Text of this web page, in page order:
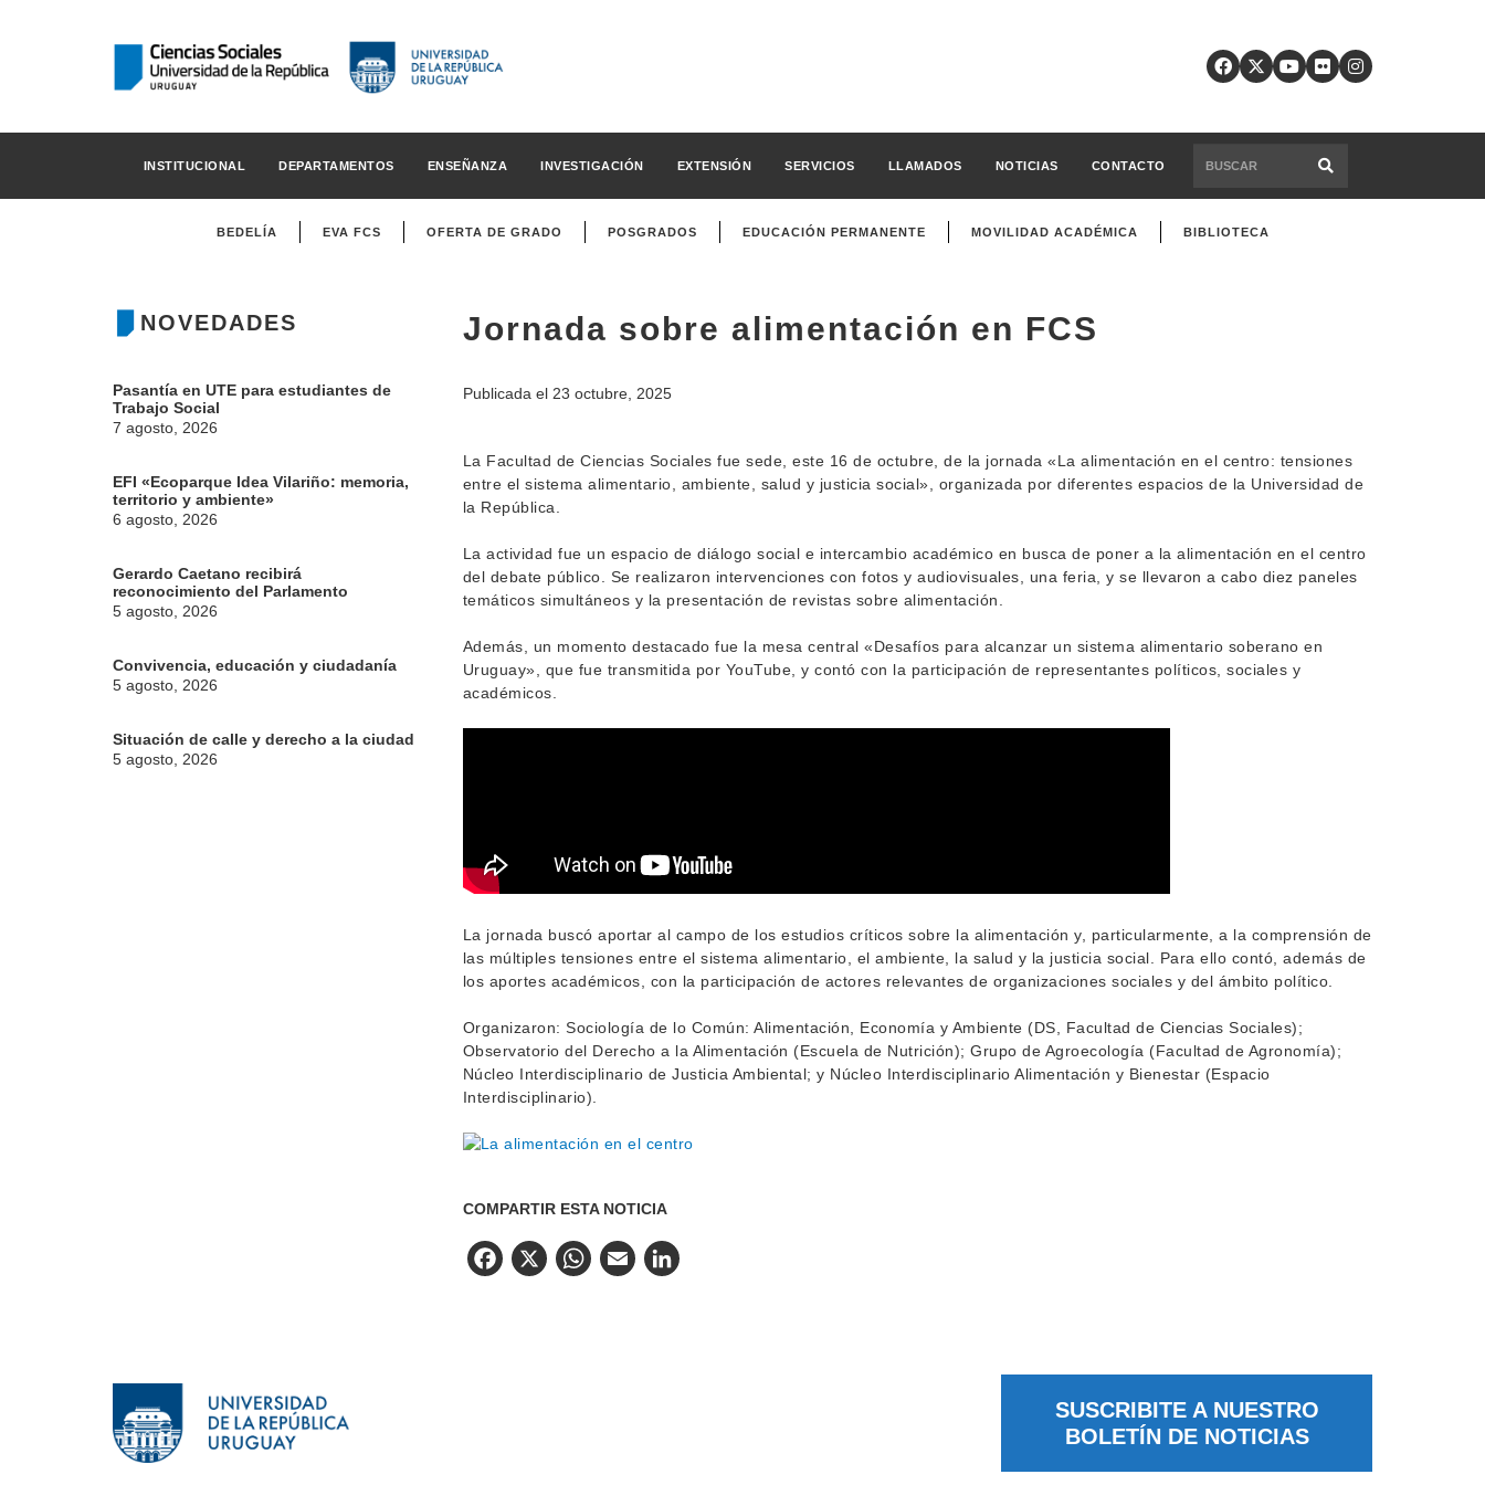
INSTITUCIONAL DEPARTAMENTOS ENSEÑANZA INVESTIGACIÓN EXTENSIÓN SERVICIOS LLAMADOS NOTICIAS CONTACTO
BEDELÍA EVA FCS OFERTA DE GRADO POSGRADOS EDUCACIÓN PERMANENTE MOVILIDAD ACADÉMICA BIBLIOTECA
NOVEDADES
Pasantía en UTE para estudiantes de
Trabajo Social
7 agosto, 2026
EFI «Ecoparque Idea Vilariño: memoria,
territorio y ambiente»
6 agosto, 2026
Gerardo Caetano recibirá
reconocimiento del Parlamento
5 agosto, 2026
Convivencia, educación y ciudadanía
5 agosto, 2026
Situación de calle y derecho a la ciudad
5 agosto, 2026
Jornada sobre alimentación en FCS
Publicada el 23 octubre, 2025
La Facultad de Ciencias Sociales fue sede, este 16 de octubre, de la jornada «La alimentación en el centro: tensiones
entre el sistema alimentario, ambiente, salud y justicia social», organizada por diferentes espacios de la Universidad de
la República.
La actividad fue un espacio de diálogo social e intercambio académico en busca de poner a la alimentación en el centro
del debate público. Se realizaron intervenciones con fotos y audiovisuales, una feria, y se llevaron a cabo diez paneles
temáticos simultáneos y la presentación de revistas sobre alimentación.
Además, un momento destacado fue la mesa central «Desafíos para alcanzar un sistema alimentario soberano en
Uruguay», que fue transmitida por YouTube, y contó con la participación de representantes políticos, sociales y
académicos.
La jornada buscó aportar al campo de los estudios críticos sobre la alimentación y, particularmente, a la comprensión de
las múltiples tensiones entre el sistema alimentario, el ambiente, la salud y la justicia social. Para ello contó, además de
los aportes académicos, con la participación de actores relevantes de organizaciones sociales y del ámbito político.
Organizaron: Sociología de lo Común: Alimentación, Economía y Ambiente (DS, Facultad de Ciencias Sociales);
Observatorio del Derecho a la Alimentación (Escuela de Nutrición); Grupo de Agroecología (Facultad de Agronomía);
Núcleo Interdisciplinario de Justicia Ambiental; y Núcleo Interdisciplinario Alimentación y Bienestar (Espacio
Interdisciplinario).
COMPARTIR ESTA NOTICIA
Facebook
X WhatsApp
Email
SUSCRIBITE A NUESTRO
BOLETÍN DE NOTICIAS